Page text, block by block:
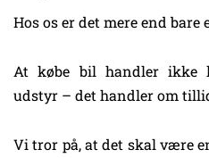
Hos os er det mere end bare
At købe bil handler ikke
udstyr – det handler om
Vi tror på, at det skal være